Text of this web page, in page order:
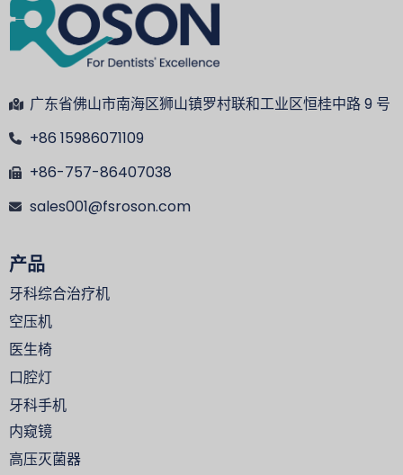
广东省佛山市南海区狮山镇罗村联和工业区恒桂中路 9 号
+86 15986071109
+86-757-86407038
sales001@fsroson.com
产品
牙科综合治疗机
空压机
医生椅
口腔灯
牙科手机
内窥镜
高压灭菌器